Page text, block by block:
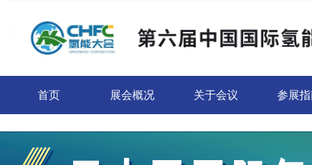
首页 展会概况 关于会议 参展